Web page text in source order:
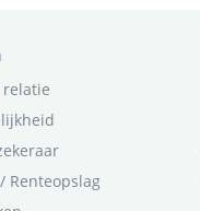
Renteopslag